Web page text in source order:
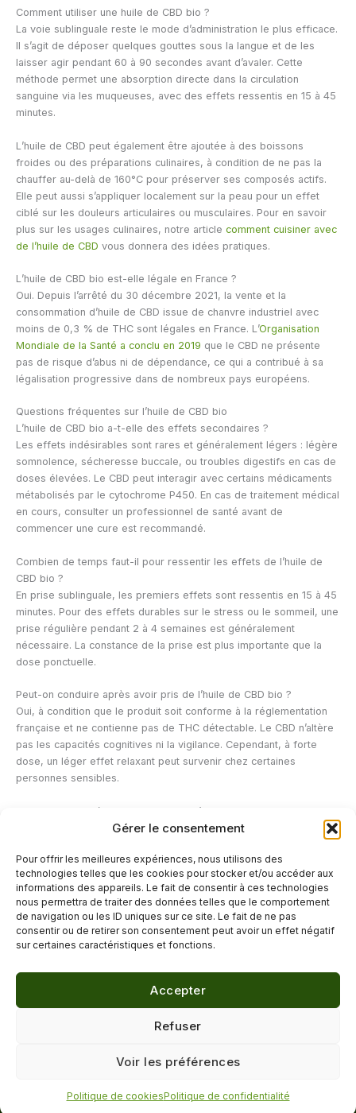
Gérer le consentement
Pour offrir les meilleures expériences, nous utilisons des
technologies telles que les cookies pour stocker et/ou accéder aux
informations des appareils. Le fait de consentir à ces technologies
nous permettra de traiter des données telles que le comportement
de navigation ou les ID uniques sur ce site. Le fait de ne pas
consentir ou de retirer son consentement peut avoir un effet négatif
sur certaines caractéristiques et fonctions.
Accepter
Refuser
Voir les préférences
Politique de cookiesPolitique de confidentialité
Comment utiliser une huile de CBD bio ?
La voie sublinguale reste le mode d’administration le plus efficace.
Il s’agit de déposer quelques gouttes sous la langue et de les
laisser agir pendant 60 à 90 secondes avant d’avaler. Cette
méthode permet une absorption directe dans la circulation
sanguine via les muqueuses, avec des effets ressentis en 15 à 45
minutes.
L’huile de CBD peut également être ajoutée à des boissons
froides ou des préparations culinaires, à condition de ne pas la
chauffer au-delà de 160°C pour préserver ses composés actifs.
Elle peut aussi s’appliquer localement sur la peau pour un effet
ciblé sur les douleurs articulaires ou musculaires. Pour en savoir
plus sur les usages culinaires, notre article comment cuisiner avec
de l’huile de CBD vous donnera des idées pratiques.
L’huile de CBD bio est-elle légale en France ?
Oui. Depuis l’arrêté du 30 décembre 2021, la vente et la
consommation d’huile de CBD issue de chanvre industriel avec
moins de 0,3 % de THC sont légales en France. L’Organisation
Mondiale de la Santé a conclu en 2019 que le CBD ne présente
pas de risque d’abus ni de dépendance, ce qui a contribué à sa
légalisation progressive dans de nombreux pays européens.
Questions fréquentes sur l’huile de CBD bio
L’huile de CBD bio a-t-elle des effets secondaires ?
Les effets indésirables sont rares et généralement légers : légère
somnolence, sécheresse buccale, ou troubles digestifs en cas de
doses élevées. Le CBD peut interagir avec certains médicaments
métabolisés par le cytochrome P450. En cas de traitement médical
en cours, consulter un professionnel de santé avant de
commencer une cure est recommandé.
Combien de temps faut-il pour ressentir les effets de l’huile de
CBD bio ?
En prise sublinguale, les premiers effets sont ressentis en 15 à 45
minutes. Pour des effets durables sur le stress ou le sommeil, une
prise régulière pendant 2 à 4 semaines est généralement
nécessaire. La constance de la prise est plus importante que la
dose ponctuelle.
Peut-on conduire après avoir pris de l’huile de CBD bio ?
Oui, à condition que le produit soit conforme à la réglementation
française et ne contienne pas de THC détectable. Le CBD n’altère
pas les capacités cognitives ni la vigilance. Cependant, à forte
dose, un léger effet relaxant peut survenir chez certaines
personnes sensibles.
Quelle est la durée de conservation d’une huile de CBD bio ?
Une huile de CBD bien conservée à l’abri de la lumière et de la
à 24 mois. L’oxydation est le principal ennemi du CBD : une huile
rance ou dont l’odeur a changé doit être remplacée.
←Article précédent Article suivant→
Confidentialité·